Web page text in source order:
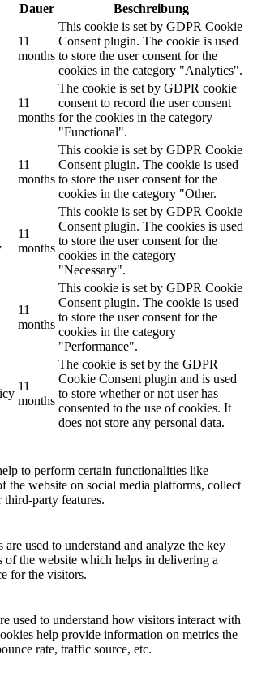
Dauer Beschreibung
11
months
This cookie is set by GDPR Cookie
Consent plugin. The cookie is used
to store the user consent for the
cookies in the category "Analytics".
11
months
The cookie is set by GDPR cookie
consent to record the user consent
for the cookies in the category
"Functional".
11
months
This cookie is set by GDPR Cookie
Consent plugin. The cookie is used
to store the user consent for the
cookies in the category "Other.
11
months
This cookie is set by GDPR Cookie
Consent plugin. The cookies is used
to store the user consent for the
cookies in the category
"Necessary".
11
months
This cookie is set by GDPR Cookie
Consent plugin. The cookie is used
to store the user consent for the
cookies in the category
"Performance".
11
months
The cookie is set by the GDPR
Cookie Consent plugin and is used
to store whether or not user has
consented to the use of cookies. It
does not store any personal data.
to perform certain functionalities like
the website on social media platforms, collect
third-party features.
are used to understand and analyze the key
of the website which helps in delivering a
for the visitors.
used to understand how visitors interact with
help provide information on metrics the
rate, traffic source, etc.